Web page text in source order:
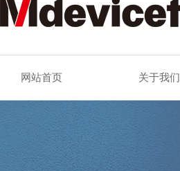
网站首页 关于我们